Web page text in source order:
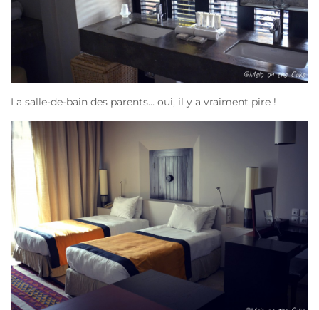
La salle-de-bain des parents… oui, il y a vraiment pire !